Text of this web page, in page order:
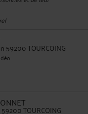
59200 TOURCOING
TOURCOING